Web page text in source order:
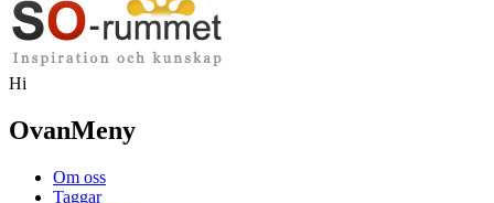
Hi
OvanMeny
Om oss
Taggar